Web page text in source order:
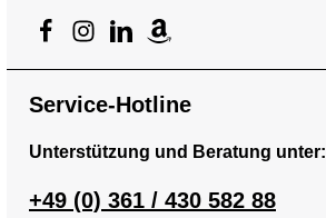
Service-Hotline
Unterstützung und Beratung unter:
+49 (0) 361 / 430 582 88